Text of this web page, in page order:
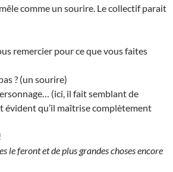
comme un sourire. Le collectif parait
remercier pour ce que vous faites
? (un sourire)
(ici, il fait semblant de
évident qu’il maîtrise complètement
le feront et de plus grandes choses encore